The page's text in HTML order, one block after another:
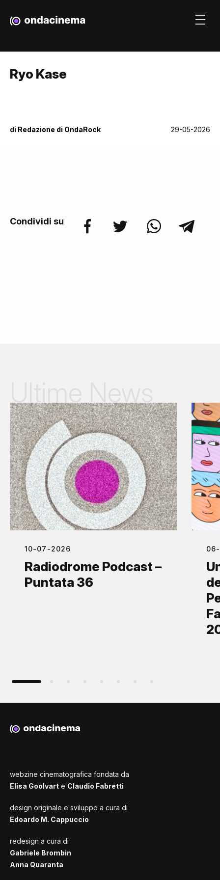
Ryo Kase
di Redazione di OndaRock 29-05-2026
Condividi su
10-07-2026
Radiodrome Podcast –
Puntata 36
webzine cinematografica fondata da
Elisa Goolvart e Claudio Fabretti
design originale e sviluppo a cura di
Edoardo M. Cappuccio
redesign a cura di
Gabriele Brombin
Anna Quaranta